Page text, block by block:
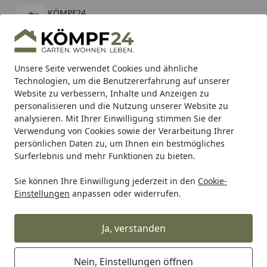
Unsere Seite verwendet Cookies und ähnliche
Technologien, um die Benutzererfahrung auf unserer
Website zu verbessern, Inhalte und Anzeigen zu
personalisieren und die Nutzung unserer Website zu
analysieren. Mit Ihrer Einwilligung stimmen Sie der
Verwendung von Cookies sowie der Verarbeitung Ihrer
persönlichen Daten zu, um Ihnen ein bestmögliches
Surferlebnis und mehr Funktionen zu bieten.
Sie können Ihre Einwilligung jederzeit in den Cookie-
Einstellungen anpassen oder widerrufen.
Ja, verstanden
Nein, Einstellungen öffnen
KÖMPF24
kostenlos - Im App Store
Hotline
Alle Produkte
Mein Konto
Suchen
Karibu Pools inkl. gratis Sandfilteranlage & Pool-
Starterset (Gesamtwert bis 468,99€)
Startseite
Grill Weber SCHRAUBE 8-18X.625 NYLON-
Weber SCHRAUBE 8-18X.625
NYLON-UNTERLEGSCHEIBE
(9965128)